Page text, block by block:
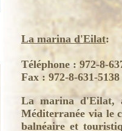
La marina d'Eilat:
Téléphone : 972-8-
Fax : 972-8-631-5138
La marina d'Eilat,
Méditerranée via le
balnéaire et